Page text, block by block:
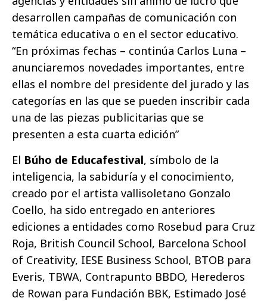
desarrollen campañas de comunicación con
temática educativa o en el sector educativo.
“En próximas fechas – continúa Carlos Luna –
anunciaremos novedades importantes, entre
ellas el nombre del presidente del jurado y las
categorías en las que se pueden inscribir cada
una de las piezas publicitarias que se
presenten a esta cuarta edición”
El Búho de Educafestival, símbolo de la
inteligencia, la sabiduría y el conocimiento,
creado por el artista vallisoletano Gonzalo
Coello, ha sido entregado en anteriores
ediciones a entidades como Rosebud para Cruz
Roja, British Council School, Barcelona School
of Creativity, IESE Business School, BTOB para
Everis, TBWA, Contrapunto BBDO, Herederos
de Rowan para Fundación BBK, Estimado José